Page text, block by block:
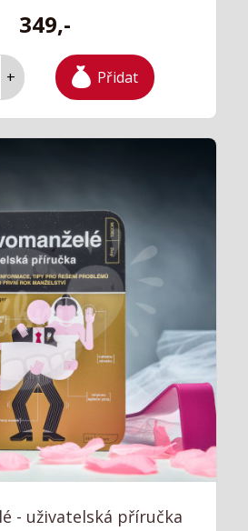
349,-
+ Přidat
- uživatelská příručka